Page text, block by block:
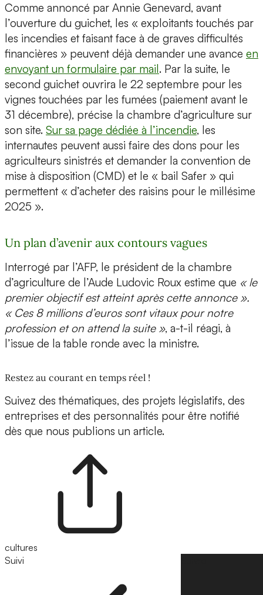
Comme annoncé par Annie Genevard, avant
l’ouverture du guichet, les « exploitants touchés par
les incendies et faisant face à de graves difficultés
financières » peuvent déjà demander une avance en
envoyant un formulaire par mail. Par la suite, le
second guichet ouvrira le 22 septembre pour les
vignes touchées par les fumées (paiement avant le
31 décembre), précise la chambre d’agriculture sur
son site. Sur sa page dédiée à l’incendie, les
internautes peuvent aussi faire des dons pour les
agriculteurs sinistrés et demander la convention de
mise à disposition (CMD) et le « bail Safer » qui
permettent « d’acheter des raisins pour le millésime
2025 ».
Un plan d’avenir aux contours vagues
Interrogé par l’AFP, le président de la chambre
d’agriculture de l’Aude Ludovic Roux estime que « le
premier objectif est atteint après cette annonce ».
« Ces 8 millions d’euros sont vitaux pour notre
profession et on attend la suite », a-t-il réagi, à
l’issue de la table ronde avec la ministre.
Restez au courant en temps réel !
Suivez des thématiques, des projets législatifs, des
entreprises et des personnalités pour être notifié
dès que nous publions un article.
cultures
Suivi